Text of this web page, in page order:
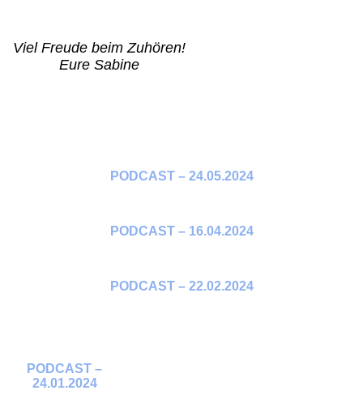
Viel Freude beim Zuhören!
Eure Sabine
PODCAST – 24.05.2024
PODCAST – 16.04.2024
PODCAST – 22.02.2024
PODCAST –
24.01.2024